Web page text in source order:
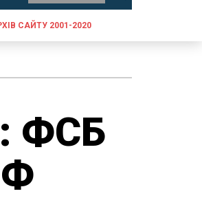
САЙТУ 2001-2020
ФСБ